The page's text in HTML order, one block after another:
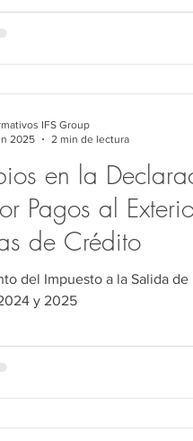
entrará en vigencia a partir
oficial.
en la
Pagos al
de Crédito
del Impuesto a la Salida de
y 2025
IFS Group
2025
2 min de lectura